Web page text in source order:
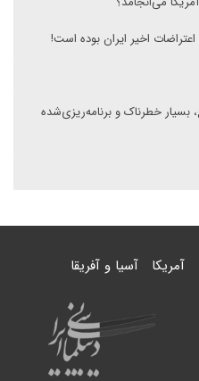
اخیر ایران بوده است!
بسیار خطرناک و برنامه‌ریزی‌شده‌
آمریکا آسیا و آفریقا